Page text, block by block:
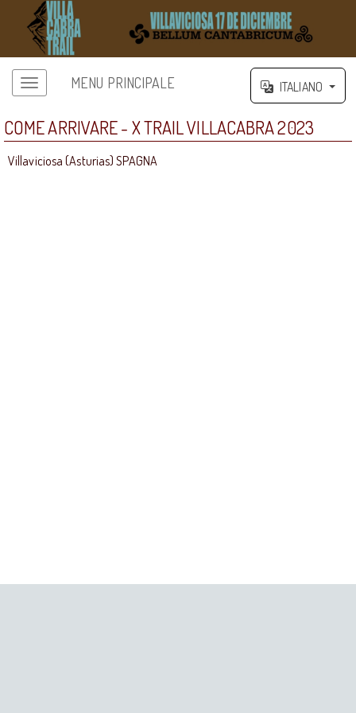
MENU PRINCIPALE ITALIANO
COME ARRIVARE - X TRAIL VILLACABRA 2023
Villaviciosa (Asturias) SPAGNA